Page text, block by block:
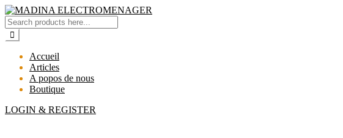
Accueil
Articles
A popos de nous
Boutique
LOGIN & REGISTER